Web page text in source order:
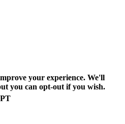
your experience. We'll
you can opt-out if you wish.